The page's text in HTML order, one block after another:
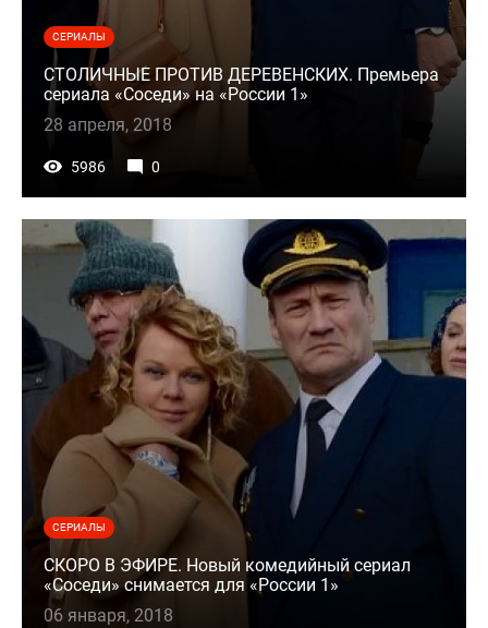
СЕРИАЛЫ
СТОЛИЧНЫЕ ПРОТИВ ДЕРЕВЕНСКИХ. Премьера
сериала «Соседи» на «России 1»
28 апреля, 2018
5986 0
СЕРИАЛЫ
СКОРО В ЭФИРЕ. Новый комедийный сериал
«Соседи» снимается для «России 1»
06 января, 2018